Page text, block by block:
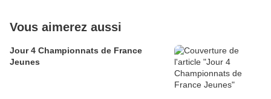
Vous aimerez aussi
Jour 4 Championnats de France
Jeunes